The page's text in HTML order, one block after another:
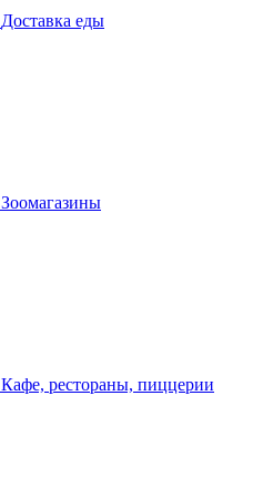
Доставка еды
Зоомагазины
Кафе, рестораны, пиццерии